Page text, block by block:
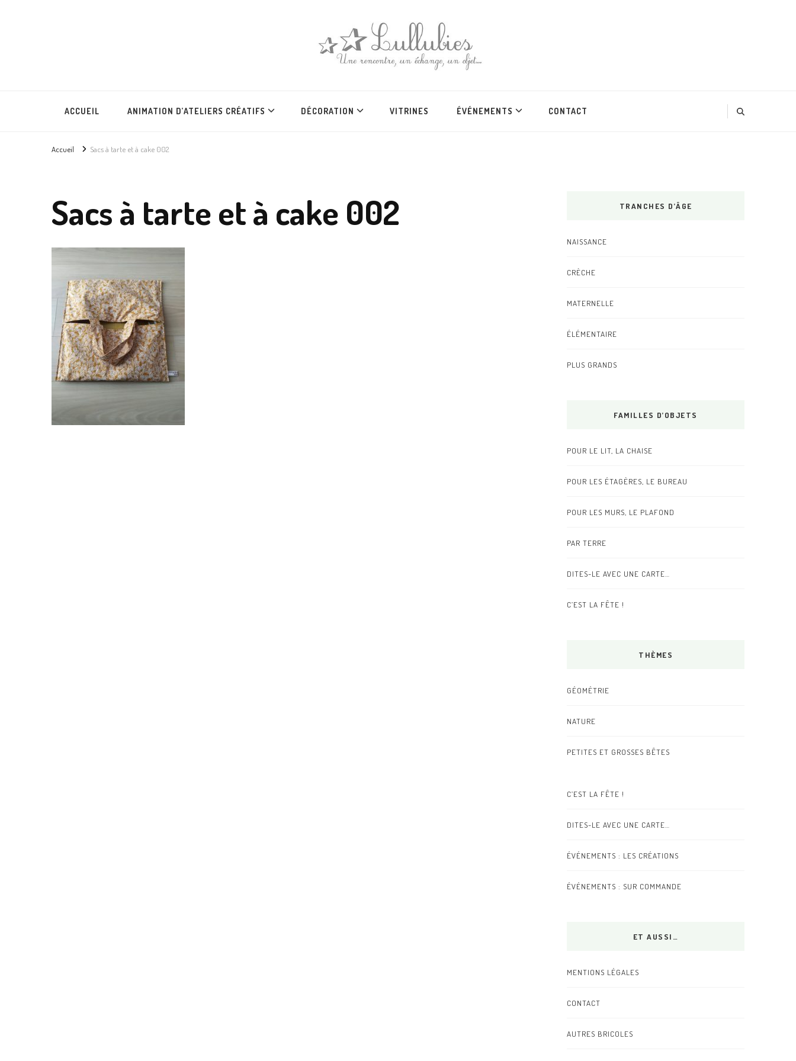
ACCUEIL ANIMATION D’ATELIERS CRÉATIFS DÉCORATION VITRINES ÉVÉNEMENTS CONTACT
Accueil Sacs à tarte et à cake 002
Sacs à tarte et à cake 002 TRANCHES D’ÂGE
NAISSANCE
CRÈCHE
MATERNELLE
ÉLÉMENTAIRE
PLUS GRANDS
FAMILLES D’OBJETS
POUR LE LIT, LA CHAISE
POUR LES ÉTAGÈRES, LE BUREAU
POUR LES MURS, LE PLAFOND
PAR TERRE
DITES-LE AVEC UNE CARTE…
C’EST LA FÊTE !
THÈMES
GÉOMÉTRIE
NATURE
PETITES ET GROSSES BÊTES
C’EST LA FÊTE !
DITES-LE AVEC UNE CARTE…
ÉVÉNEMENTS : LES CRÉATIONS
ÉVÉNEMENTS : SUR COMMANDE
ET AUSSI…
MENTIONS LÉGALES
CONTACT
AUTRES BRICOLES